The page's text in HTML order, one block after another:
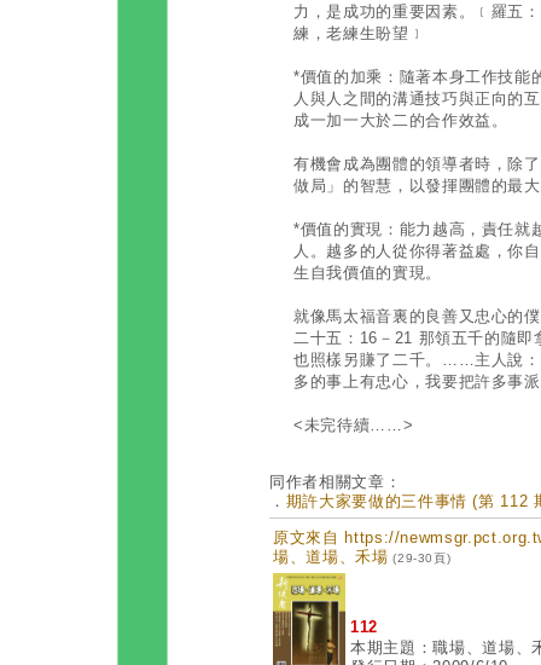
力，是成功的重要因素。﹝羅五
練，老練生盼望﹞
*價值的加乘：隨著本身工作技能
人與人之間的溝通技巧與正向的
成一加一大於二的合作效益。
有機會成為團體的領導者時，除
做局」的智慧，以發揮團體的最
*價值的實現：能力越高，責任就
人。越多的人從你得著益處，你
生自我價值的實現。
就像馬太福音裏的良善又忠心的
二十五：16－21 那領五千的隨
也照樣另賺了二千。……主人說
多的事上有忠心，我要把許多事
<未完待續……>
同作者相關文章：
． 期許大家要做的三件事情 (第 112
原文來自 https://
場、道場、禾場 (29-30頁)
112
本期主題：職場、道場、